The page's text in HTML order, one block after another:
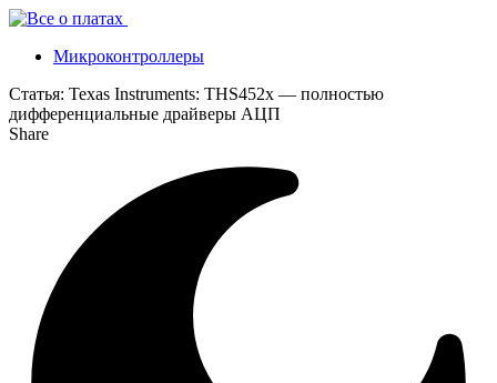
Микроконтроллеры
Статья: Texas Instruments: THS452x — полностью
дифференциальные драйверы АЦП
Share